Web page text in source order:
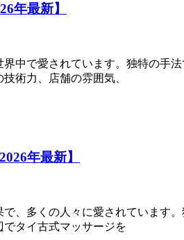
年最新】
中で愛されています。独特の手
術力、店舗の雰囲気、
年最新】
、多くの人々に愛されています
タイ古式マッサージを